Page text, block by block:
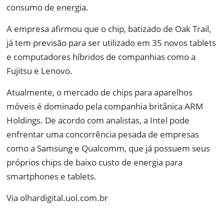
consumo de energia.
A empresa afirmou que o chip, batizado de Oak Trail,
já tem previsão para ser utilizado em 35 novos tablets
e computadores híbridos de companhias como a
Fujitsu e Lenovo.
Atualmente, o mercado de chips para aparelhos
móveis é dominado pela companhia britânica ARM
Holdings. De acordo com analistas, a Intel pode
enfrentar uma concorrência pesada de empresas
como a Samsung e Qualcomm, que já possuem seus
próprios chips de baixo custo de energia para
smartphones e tablets.
Via olhardigital.uol.com.br